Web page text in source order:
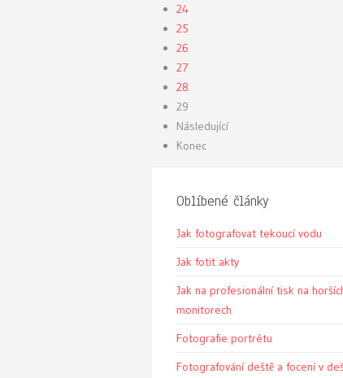
24
25
26
27
28
29
Následující
Konec
Oblíbené články
Jak fotografovat tekoucí vodu
Jak fotit akty
Jak na profesionální tisk na
monitorech
Fotografie portrétu
Fotografování deště a focení v